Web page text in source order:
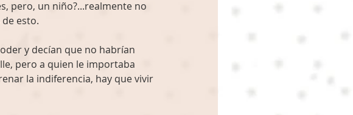
pero, un niño?...realmente no
esto.
y decían que no habrían
pero a quien le importaba
la indiferencia, hay que vivir